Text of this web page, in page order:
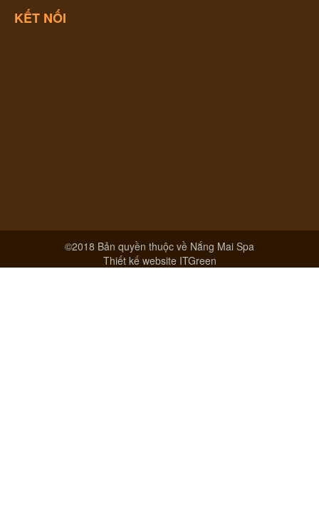
KẾT NỐI
©2018 Bản quyền thuộc về Nắng Mai Spa
Thiết kế websiteITGreen